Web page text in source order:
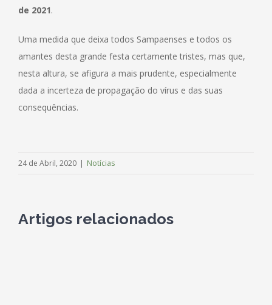
de 2021.
Uma medida que deixa todos Sampaenses e todos os
amantes desta grande festa certamente tristes, mas que,
nesta altura, se afigura a mais prudente, especialmente
dada a incerteza de propagação do vírus e das suas
consequências.
24 de Abril, 2020 | Notícias
Artigos relacionados